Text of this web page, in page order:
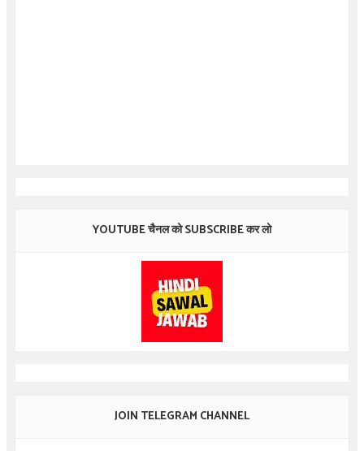
YOUTUBE चैनल को SUBSCRIBE कर लो
JOIN TELEGRAM CHANNEL